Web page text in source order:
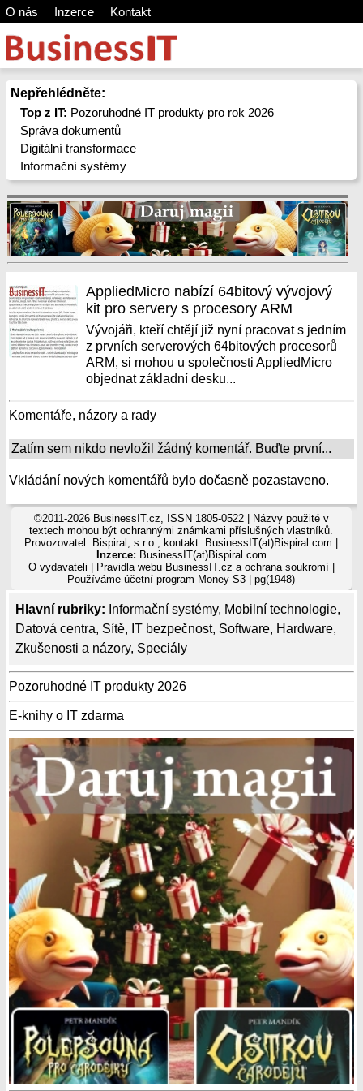
O nás Inzerce Kontakt
Nepřehlédněte:
Top z IT: Pozoruhodné IT produkty pro rok 2026
Správa dokumentů
Digitální transformace
Informační systémy
Hlavní rubriky: Informační systémy, Mobilní technologie,
Datová centra, Sítě, IT bezpečnost, Software, Hardware,
Zkušenosti a názory, Speciály
Pozoruhodné IT produkty 2026
E-knihy o IT zdarma
AppliedMicro nabízí 64bitový vývojový
kit pro servery s procesory ARM
Vývojáři, kteří chtějí již nyní pracovat s jedním
z prvních serverových 64bitových procesorů
ARM, si mohou u společnosti AppliedMicro
objednat základní desku...
Komentáře, názory a rady
Zatím sem nikdo nevložil žádný komentář. Buďte první...
Vkládání nových komentářů bylo dočasně pozastaveno.
©2011-2026 BusinessIT.cz, ISSN 1805-0522 | Názvy použité v
textech mohou být ochrannými známkami příslušných vlastníků.
Provozovatel: Bispiral, s.r.o., kontakt: BusinessIT(at)Bispiral.com |
Inzerce: BusinessIT(at)Bispiral.com
O vydavateli
Pravidla webu BusinessIT.cz a ochrana soukromí|
Používámeúčetní program Money S3 | pg(1948)